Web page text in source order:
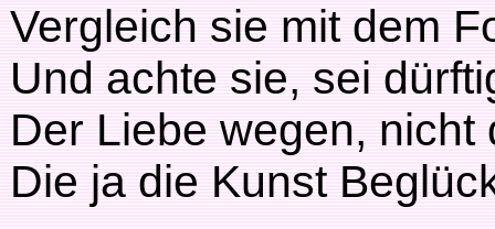
Vergleich sie mit dem
Und achte sie, sei
Der Liebe wegen, nicht
Die ja die Kunst